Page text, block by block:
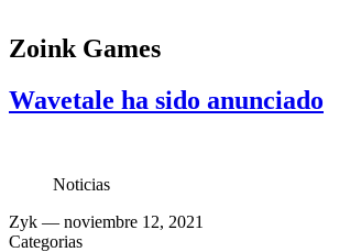
Zoink Games
Wavetale ha sido anunciado
Noticias
Zyk — noviembre 12, 2021
Categorias